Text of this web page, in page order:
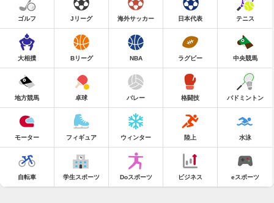
ゴルフ Jリーグ 海外サッカー 日本代表 テニス
大相撲 Bリーグ NBA ラグビー 中央競馬
地方競馬 卓球 バレー 格闘技 バドミントン
モーター フィギュア ウィンター 陸上 水泳
自転車 学生スポーツ Doスポーツ ビジネス eスポーツ